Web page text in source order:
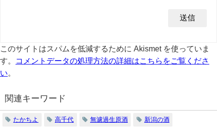
このサイトはスパムを低減するために Akismet を使っていま
す。
コメントデータの処理方法の詳細はこちらをご覧くださ
い。
関連キーワード
たかちよ 高千代 無濾過生原酒 新潟の酒